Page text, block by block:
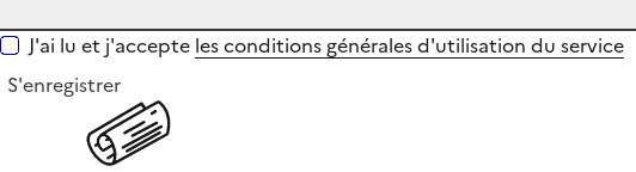
J'ai lu et j'accepte les conditions générales d'utilisation du service
S'enregistrer